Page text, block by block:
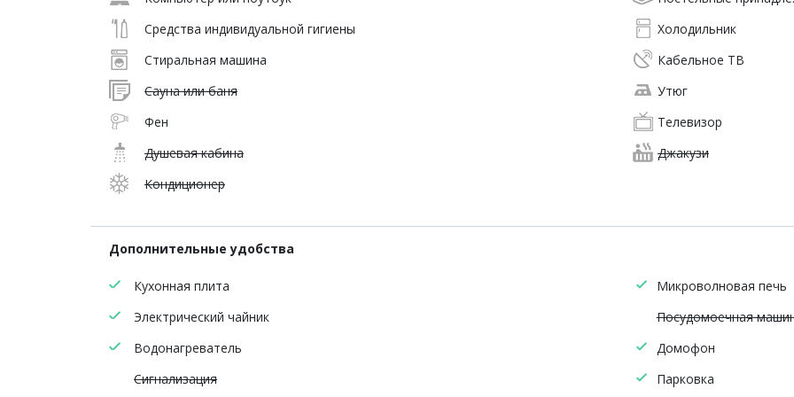
Средства индивидуальной гигиены
Холодильник
Стиральная машина
Кабельное ТВ
Сауна или баня
Утюг
Фен
Телевизор
Душевая кабина
Джакузи
Кондиционер
Дополнительные удобства
Кухонная плита
Микроволновая печь
Электрический чайник
Посудомоечная
Водонагреватель
Домофон
Сигнализация
Парковка